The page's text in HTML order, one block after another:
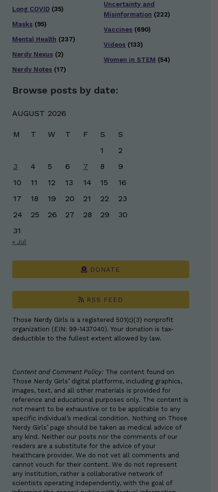
Long COVID (35)
Masks (95)
Mental Health (237)
Nerdy Nexus (2)
Nerdy Notes (17)
Uncertainty and
Misinformation (222)
Vaccines (690)
Videos (133)
Women in STEM (54)
Browse posts by date:
AUGUST 2026
M T W T F S
S
1
2
3
4 5 6 7 8
9
10
11 12 13 14 15
16
17
18 19 20 21 22
23
24
25 26 27 28 29
30
31
« Jul
DONATE
RSS FEED
Those Nerdy Girls is a registered 501(c)(3) nonprofit
organization (EIN: 99-1437040). Your donation is tax-
deductible to the fullest extent allowed by law.
Content and Comment Policy: The content found on
Those Nerdy Girls’ digital platforms, including graphics,
images, text, and all other materials is provided for
reference and educational purposes only. The content is
not meant to be exhaustive or to be applicable to any
specific individual’s medical condition. Nothing on Those
Nerdy Girls’ page should be taken as medical advice of
any kind. Neither our posts nor the comments of our
readers are a substitute for the advice of your
healthcare provider. We do not vet all comments and
cannot vouch for their content. We do not represent
any institution, rather a collaborative network of
scientists operating independently, with the goal of